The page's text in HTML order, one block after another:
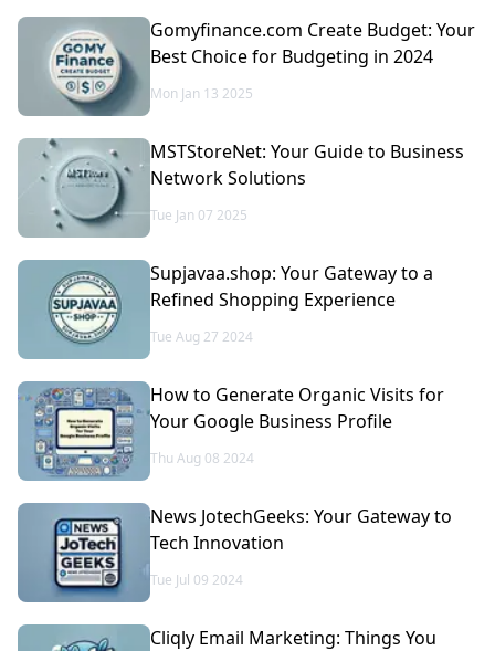
Gomyfinance.com Create Budget: Your
Best Choice for Budgeting in 2024
Mon Jan 13 2025
MSTStoreNet: Your Guide to Business
Network Solutions
Tue Jan 07 2025
Supjavaa.shop: Your Gateway to a
Refined Shopping Experience
Tue Aug 27 2024
How to Generate Organic Visits for
Your Google Business Profile
Thu Aug 08 2024
News JotechGeeks: Your Gateway to
Tech Innovation
Tue Jul 09 2024
Cliqly Email Marketing: Things You